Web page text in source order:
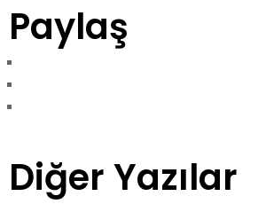
Paylaş
Diğer Yazılar